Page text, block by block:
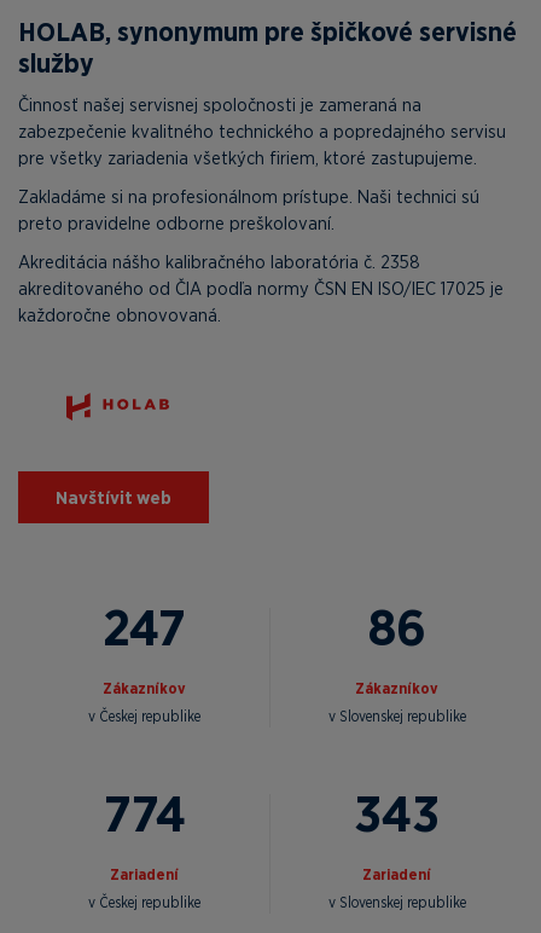
HOLAB, synonymum pre špičkové servisné
služby
Činnosť našej servisnej spoločnosti je zameraná na
zabezpečenie kvalitného technického a popredajného servisu
pre všetky zariadenia všetkých firiem, ktoré zastupujeme.
Zakladáme si na profesionálnom prístupe. Naši technici sú
preto pravidelne odborne preškolovaní.
Akreditácia nášho kalibračného laboratória č. 2358
akreditovaného od ČIA podľa normy ČSN EN ISO/IEC 17025 je
každoročne obnovovaná.
Navštívit web
247
Zákazníkov
v Českej republike
86
Zákazníkov
v Slovenskej republike
855
Zariadení
v Českej republike
343
Zariadení
v Slovenskej republike